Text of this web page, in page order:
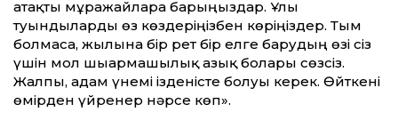
атақты мұражайларға барыңыздар. Ұлы
туындыларды өз көздеріңізбен көріңіздер. Тым
болмаса, жылына бір рет бір елге барудың өзі сіз
үшін мол шығармашылық азық болары сөзсіз.
Жалпы, адам үнемі ізденісте болуы керек. Өйткені
өмірден үйренер нәрсе көп».